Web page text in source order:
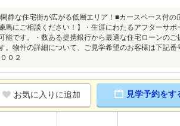
静な住宅街が広がる低層エリア！■カースペース付
にご相談ください！】・生涯にわたるアフターサポ
能です。・数ある提携銀行から最適な住宅ローンの
。物件の詳細について、ご見学希望のお客様は下記
０２
お気に入りに追加 見学予約をす